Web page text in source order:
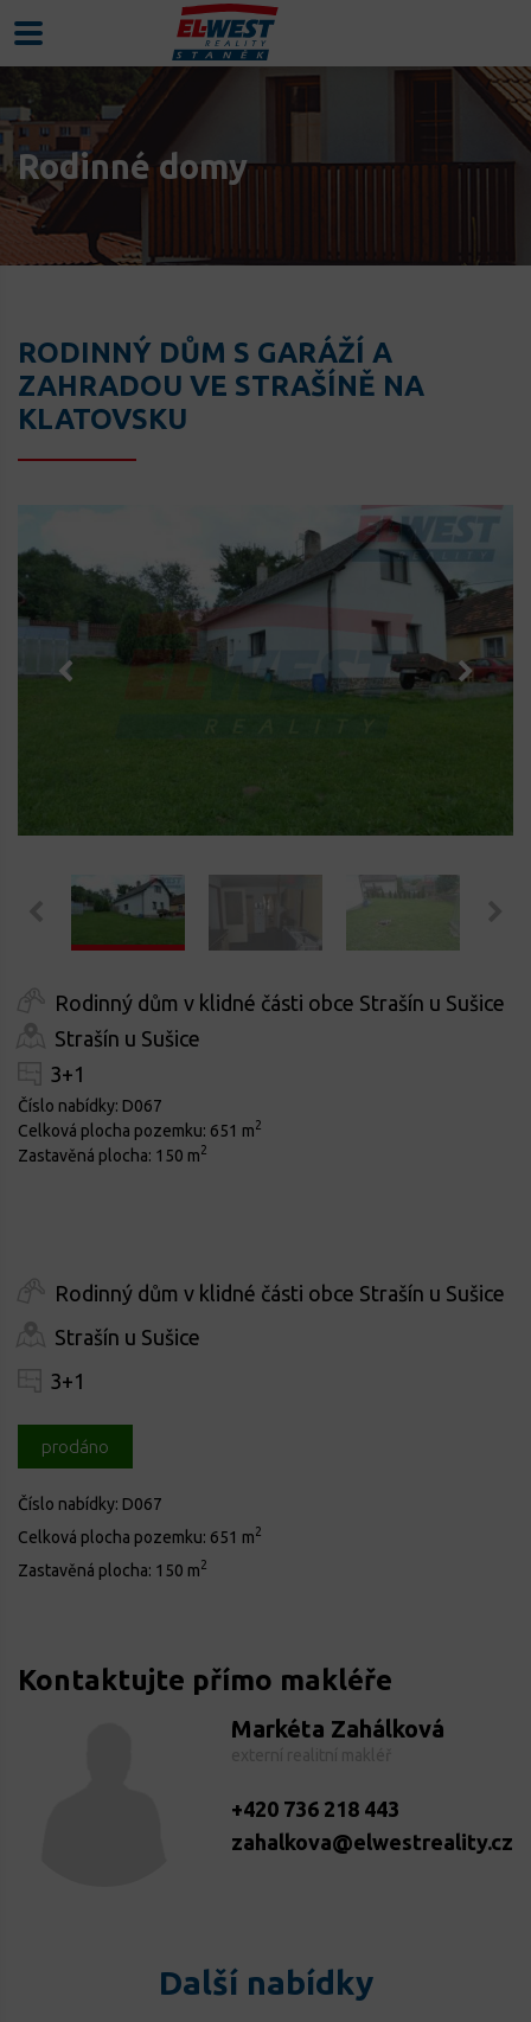
Rodinné domy
RODINNÝ DŮM S GARÁŽÍ A
ZAHRADOU VE STRAŠÍNĚ NA
KLATOVSKU
Rodinný dům v klidné části obce Strašín u Sušice
Strašín u Sušice
3+1
Číslo nabídky: D067
Celková plocha pozemku: 651 m2
Zastavěná plocha: 150 m2
Rodinný dům v klidné části obce Strašín u Sušice
Strašín u Sušice
3+1
prodáno
Číslo nabídky: D067
Celková plocha pozemku: 651 m2
Zastavěná plocha: 150 m2
Kontaktujte přímo makléře
Markéta Zahálková
+420 736 218 443
zahalkova@elwestreality.cz
Další nabídky